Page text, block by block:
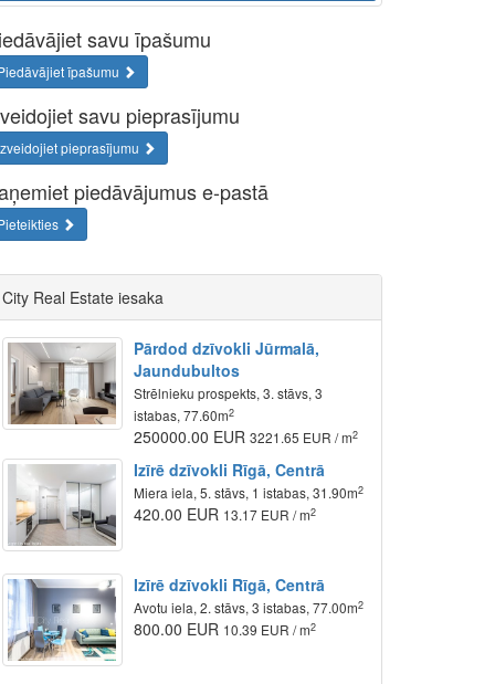
savu īpašumu
īpašumu
savu pieprasījumu
pieprasījumu
piedāvājumus e-pastā
City Real Estate iesaka
Pārdod dzīvokli Jūrmalā,
Jaundubultos
Strēlnieku prospekts, 3. stāvs, 3
istabas, 77.60m2
250000.00 EUR3221.65 EUR / m2
Izīrē dzīvokli Rīgā, Centrā
Miera iela, 5. stāvs, 1 istabas, 31.90m2
420.00 EUR 13.17 EUR / m2
Izīrē dzīvokli Rīgā, Centrā
Avotu iela, 2. stāvs, 3 istabas, 77.00m2
800.00 EUR 10.39 EUR / m2